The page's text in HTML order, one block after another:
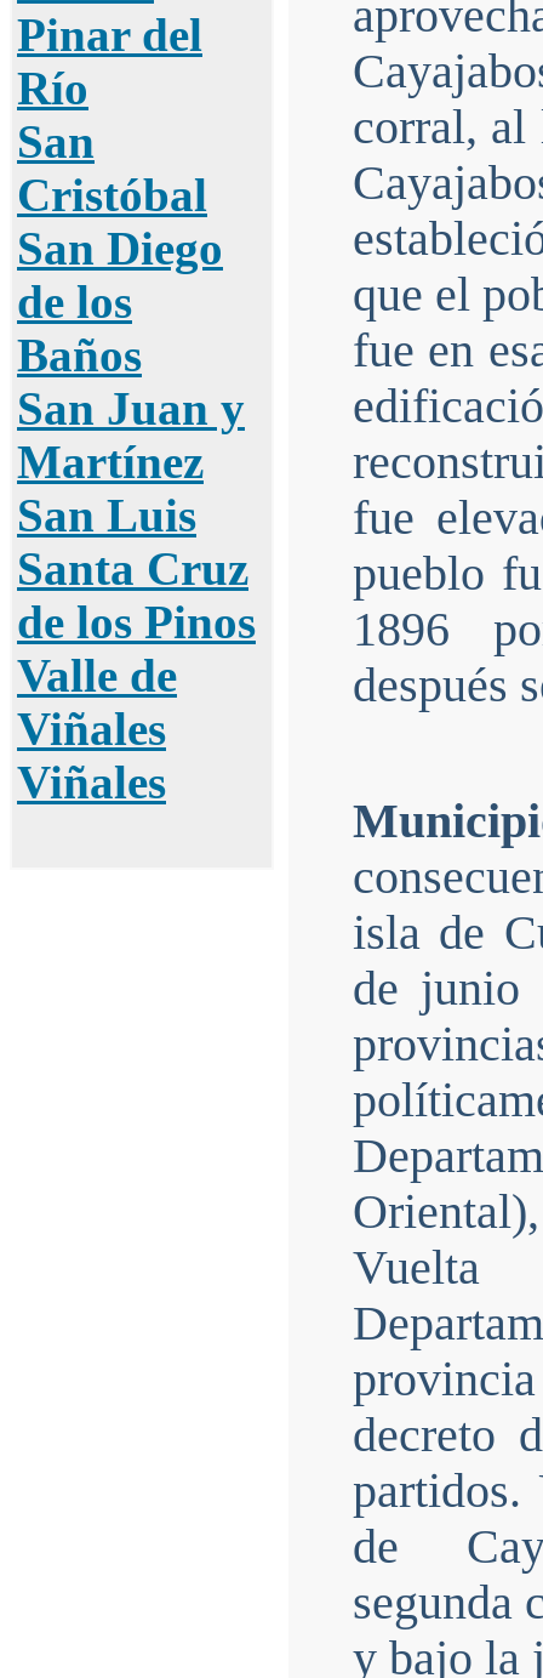
Pinar del
Río
San
Cristóbal
San Diego
de los
Baños
San Juan y
Martínez
San Luis
Santa Cruz
de los Pinos
Valle de
Viñales
Viñales
corral, al
que el
fue en
fue
pueblo
1896
después
isla de
de junio
Vuelta
decreto
partidos.
de
segunda
y bajo la